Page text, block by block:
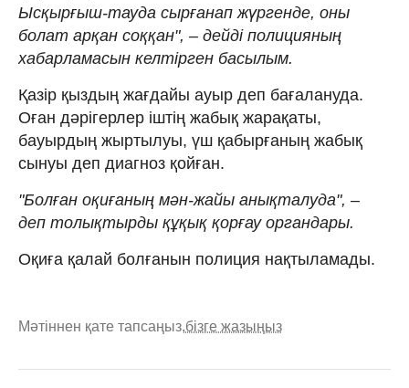
Ысқырғыш-тауда сырғанап жүргенде, оны
болат арқан соққан", – дейді полицияның
хабарламасын келтірген басылым.
Қазір қыздың жағдайы ауыр деп бағалануда.
Оған дәрігерлер іштің жабық жарақаты,
бауырдың жыртылуы, үш қабырғаның жабық
сынуы деп диагноз қойған.
"Болған оқиғаның мән-жайы анықталуда", –
деп толықтырды құқық қорғау органдары.
Оқиға қалай болғанын полиция нақтыламады.
Мәтіннен қате тапсаңыз,бізге жазыңыз